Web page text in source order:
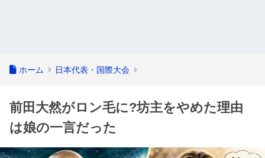
ホーム 日本代表・国際大会
前田大然がロン毛に?坊主をやめた理由
は娘の一言だった